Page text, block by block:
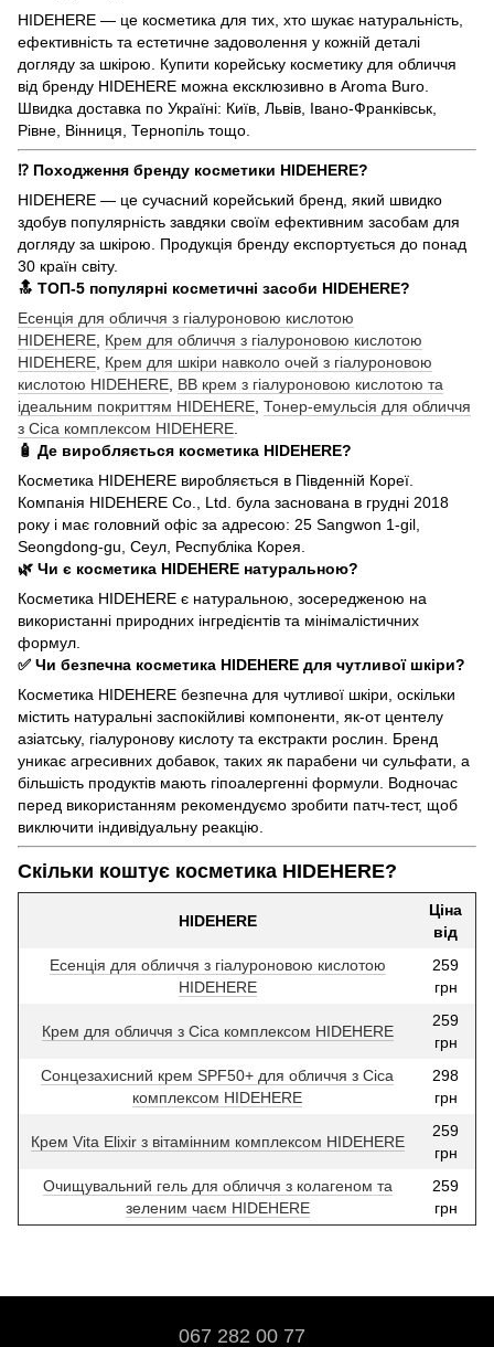
HIDEHERE — це косметика для тих, хто шукає натуральність,
ефективність та естетичне задоволення у кожній деталі
догляду за шкірою. Купити корейську косметику для обличчя
від бренду HIDEHERE можна ексклюзивно в Aroma Buro.
Швидка доставка по Україні: Київ, Львів, Івано-Франківськ,
Рівне, Вінниця, Тернопіль тощо.
⁉️ Походження бренду косметики HIDEHERE?
HIDEHERE — це сучасний корейський бренд, який швидко
здобув популярність завдяки своїм ефективним засобам для
догляду за шкірою. Продукція бренду експортується до понад
30 країн світу.
🔝 ТОП-5 популярні косметичні засоби HIDEHERE?
Есенція для обличчя з гіалуроновою кислотою
HIDEHERE Крем для обличчя з гіалуроновою кислотою
HIDEHERE Крем для шкіри навколо очей з гіалуроновою
кислотою HIDEHERE BB крем з гіалуроновою кислотою та
ідеальним покриттям HIDEHERE Тонер-емульсія для обличчя
з Сica комплексом HIDEHERE
🧴 Де виробляється косметика HIDEHERE?
Косметика HIDEHERE виробляється в Південній Кореї.
Компанія HIDEHERE Co., Ltd. була заснована в грудні 2018
року і має головний офіс за адресою: 25 Sangwon 1-gil,
Seongdong-gu, Сеул, Республіка Корея.
🌿 Чи є косметика HIDEHERE натуральною?
Косметика HIDEHERE є натуральною, зосередженою на
використанні природних інгредієнтів та мінімалістичних
формул.
✅ Чи безпечна косметика HIDEHERE для чутливої шкіри?
Косметика HIDEHERE безпечна для чутливої шкіри, оскільки
містить натуральні заспокійливі компоненти, як-от центелу
азіатську, гіалуронову кислоту та екстракти рослин. Бренд
уникає агресивних добавок, таких як парабени чи сульфати, а
більшість продуктів мають гіпоалергенні формули. Водночас
перед використанням рекомендуємо зробити патч-тест, щоб
виключити індивідуальну реакцію.
Скільки коштує косметика HIDEHERE?
HIDEHERE
Ціна
від
Есенція для обличчя з гіалуроновою кислотою
HIDEHERE
259
грн
Крем для обличчя з Сica комплексом HIDEHERE
259
грн
Сонцезахисний крем SPF50+ для обличчя з Сica
комплексом HIDEHERE
298
грн
Крем Vita Elixir з вітамінним комплексом HIDEHERE
259
грн
Очищувальний гель для обличчя з колагеном та
зеленим чаєм HIDEHERE
259
грн
067 282 00 77